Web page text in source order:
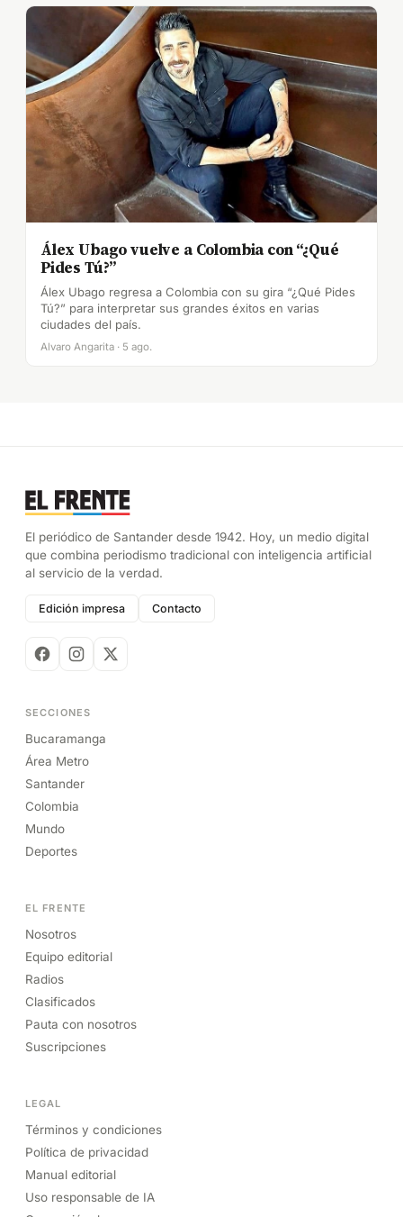
Álex Ubago vuelve a Colombia con “¿Qué
Pides Tú?”
Álex Ubago regresa a Colombia con su gira “¿Qué Pides
Tú?” para interpretar sus grandes éxitos en varias
ciudades del país.
Alvaro Angarita · 5 ago.
El periódico de Santander desde 1942. Hoy, un medio digital
que combina periodismo tradicional con inteligencia artificial
al servicio de la verdad.
Edición impresa Contacto
SECCIONES
Bucaramanga
Área Metro
Santander
Colombia
Mundo
Deportes
EL FRENTE
Nosotros
Equipo editorial
Radios
Clasificados
Pauta con nosotros
Suscripciones
LEGAL
Términos y condiciones
Política de privacidad
Manual editorial
Uso responsable de IA